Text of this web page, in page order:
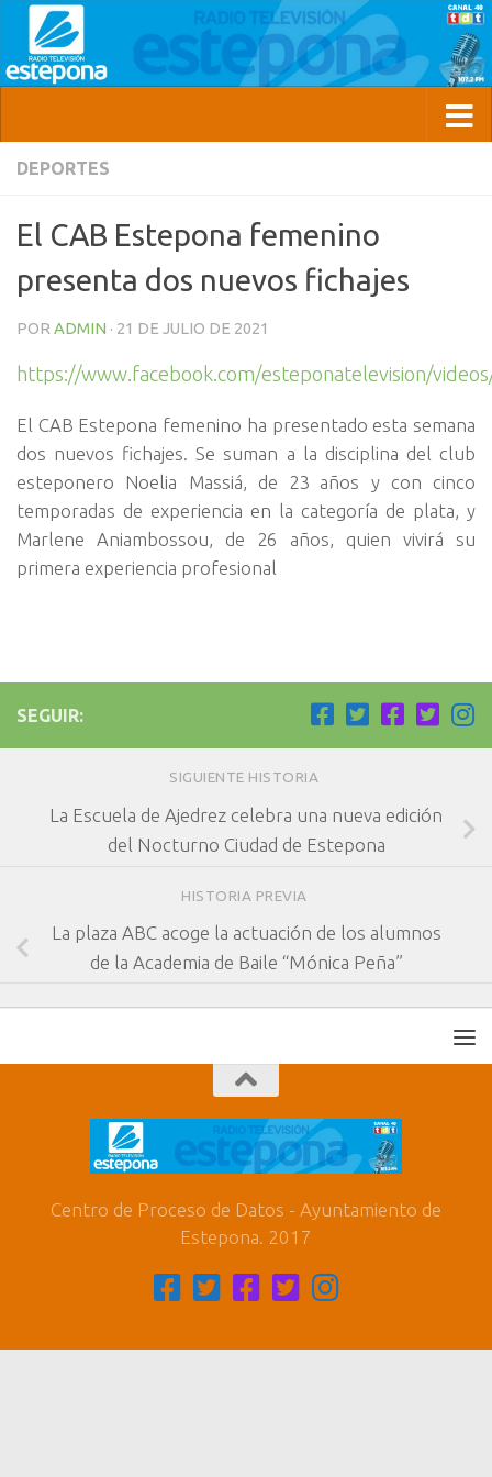
DEPORTES
El CAB Estepona femenino
presenta dos nuevos fichajes
POR ADMIN · 21 DE JULIO DE 2021
https://www.facebook.com/esteponatelevision/
El CAB Estepona femenino ha presentado esta semana
dos nuevos fichajes. Se suman a la disciplina del club
esteponero Noelia Massiá, de 23 años y con cinco
temporadas de experiencia en la categoría de plata, y
Marlene Aniambossou, de 26 años, quien vivirá su
primera experiencia profesional
SEGUIR:
SIGUIENTE HISTORIA
La Escuela de Ajedrez celebra una nueva edición
del Nocturno Ciudad de Estepona
HISTORIA PREVIA
La plaza ABC acoge la actuación de los alumnos
de la Academia de Baile “Mónica Peña”
Centro de Proceso de Datos - Ayuntamiento de
Estepona. 2017